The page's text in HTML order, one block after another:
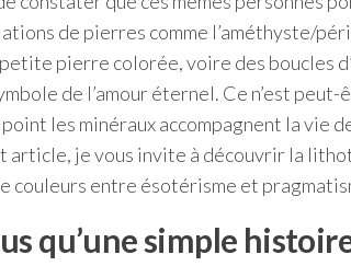
de pierres comme l’améthyste/
pierre colorée, voire des boucles
de l’amour éternel. Ce n’est peut-
les minéraux accompagnent la vie
article, je vous invite à découvrir la
couleurs entre ésotérisme et
qu’une simple